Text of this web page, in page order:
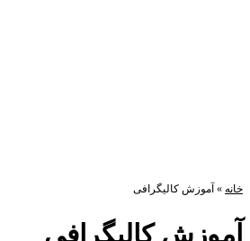
خانه » آموزش کالیگرافی
آموزش کالیگرافی